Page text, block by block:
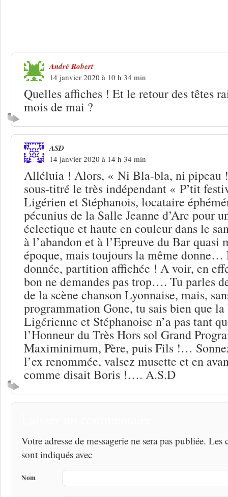
André Robert
14 janvier 2020 à 10 h 34 min
Quelles affiches ! Et le retour des têtes
mois de mai ?
ASD
14 janvier 2020 à 14 h 34 min
Alléluia ! Alors, « Ni Bla-bla, ni pipeau
sous-titré le très indépendant « P’tit
Ligérien et Stéphanois, locataire
pécunius de la Salle Jeanne d’Arc pour
éclectique et haute en couleur dans le
à l’abandon et à l’Epreuve du Bar
époque, mais toujours la même donne…
donnée, partition affichée ! A voir, en
bon ne demandes pas trop…. Tu parles
de la scène chanson Lyonnaise, mais,
programmation Gone, tu sais bien que la
Ligérienne et Stéphanoise n’a pas tant
l’Honneur du Très Hors sol Grand
Maximinimum, Père, puis Fils !…
l’ex renommée, valsez musette et en
comme disait Boris !…. A.S.D
Votre adresse de messagerie ne sera pas publiée.
sont indiqués avec
Nom